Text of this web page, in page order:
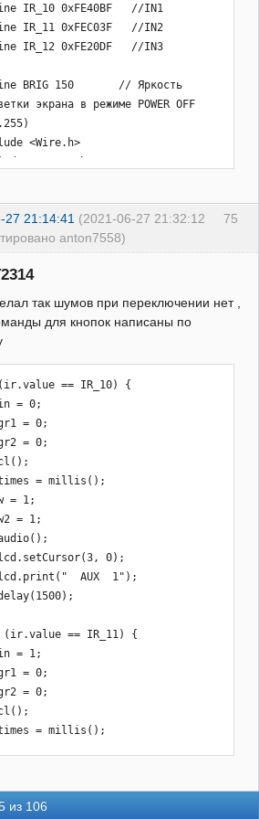
75
27 21:14:41 (2021-06-27 21:32:12
anton7558)
так шумов при переключении нет ,
для кнопок написаны по
из 106